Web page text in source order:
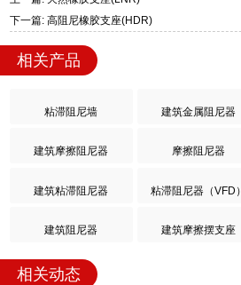
下一篇: 高阻尼橡胶支座(HDR)
相关产品
粘滞阻尼墙 建筑金属阻尼器
建筑摩擦阻尼器 摩擦阻尼器
建筑粘滞阻尼器 粘滞阻尼器（VFD）
建筑阻尼器 建筑摩擦摆支座
相关动态